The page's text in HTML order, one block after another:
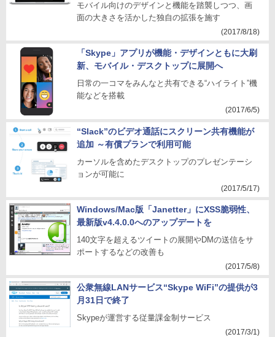
モバイル向けのデザインと機能を踏襲しつつ、画
面の大きさを活かした独自の拡張を施す
(2017/8/18)
「Skype」アプリが機能・デザインともに大刷
新、モバイル・デスクトップに展開へ
日常の一コマをみんなと共有できる“ハイライト”機
能などを搭載
(2017/6/5)
“Slack”のビデオ通話にスクリーン共有機能が
追加 ～有償プランで利用可能
カーソルを含めたデスクトップのプレゼンテーシ
ョンが可能に
(2017/5/17)
Windows/Mac版「Janetter」にXSS脆弱性、
最新版v4.4.0.0へのアップデートを
140文字を超えるツイートの展開やDMの送信をサ
ポートするなどの改善も
(2017/5/8)
公衆無線LANサービス“Skype WiFi”の提供が3
月31日で終了
Skypeが運営する従量課金制サービス
(2017/3/1)